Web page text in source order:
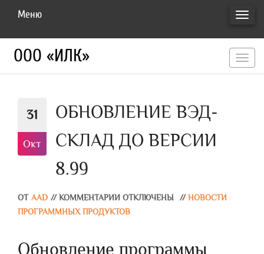
Меню
ООО «ИЛК»
31
Окт
ОБНОВЛЕНИЕ ВЭД-
СКЛАД ДО ВЕРСИИ
8.99
ОТ AAD // КОММЕНТАРИИ ОТКЛЮЧЕНЫ // НОВОСТИ
ПРОГРАММНЫХ ПРОДУКТОВ
Обновление программы